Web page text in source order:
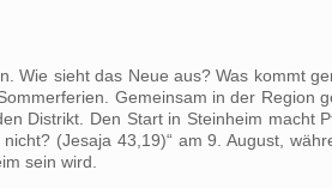
Wie sieht das Neue aus? Was kommt
Gemeinsam in der
Distrikt. Den Start in Steinheim macht
(Jesaja 43,19)“ am 9. August,
sein wird.